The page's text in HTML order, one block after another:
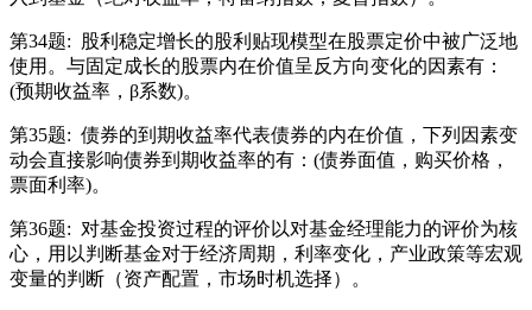
第34题:
股利稳定增长的股利贴现模型在股票定价中被广泛地
使用。与固定成长的股票内在价值呈反方向变化的因素有：
(预期收益率，β系数)。
第35题: 债券的到期收益率代表债券的内在价值，下列因素变
动会直接影响债券到期收益率的有：(债券面值，购买价格，
票面利率)。
第36题: 对基金投资过程的评价以对基金经理能力的评价为核
心，用以判断基金对于经济周期，利率变化，产业政策等宏观
变量的判断（资产配置，市场时机选择）。